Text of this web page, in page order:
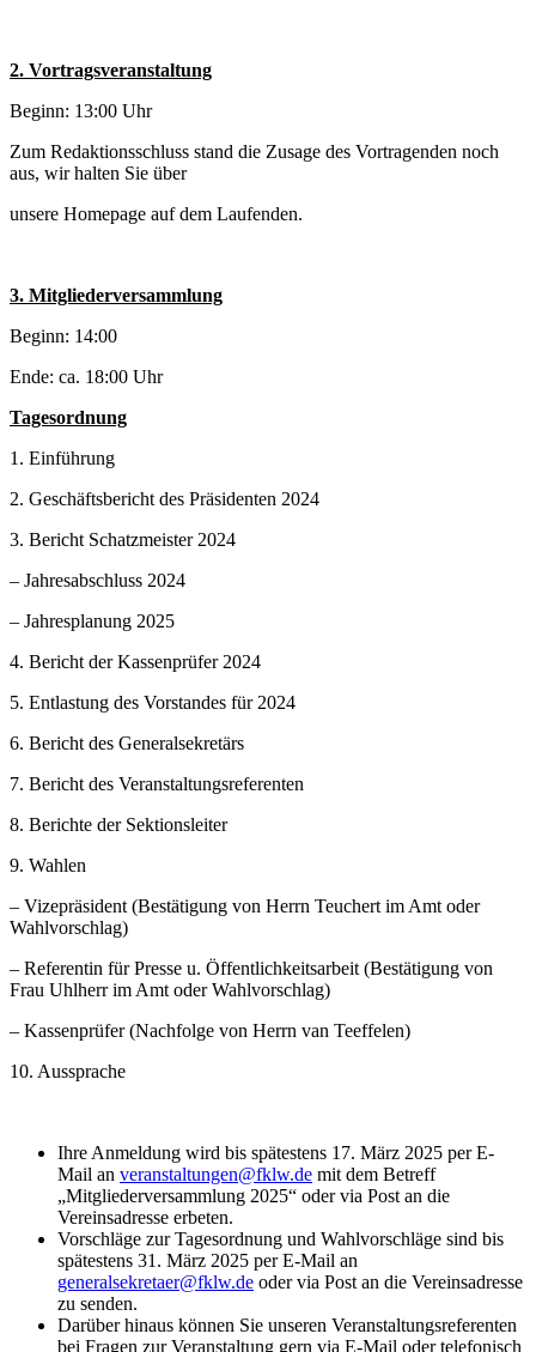
2. Vortragsveranstaltung
Beginn: 13:00 Uhr
Zum Redaktionsschluss stand die Zusage des Vortragenden noch
aus, wir halten Sie über
unsere Homepage auf dem Laufenden.
3. Mitgliederversammlung
Beginn: 14:00
Ende: ca. 18:00 Uhr
Tagesordnung
1. Einführung
2. Geschäftsbericht des Präsidenten 2024
3. Bericht Schatzmeister 2024
– Jahresabschluss 2024
– Jahresplanung 2025
4. Bericht der Kassenprüfer 2024
5. Entlastung des Vorstandes für 2024
6. Bericht des Generalsekretärs
7. Bericht des Veranstaltungsreferenten
8. Berichte der Sektionsleiter
9. Wahlen
– Vizepräsident (Bestätigung von Herrn Teuchert im Amt oder
Wahlvorschlag)
– Referentin für Presse u. Öffentlichkeitsarbeit (Bestätigung von
Frau Uhlherr im Amt oder Wahlvorschlag)
– Kassenprüfer (Nachfolge von Herrn van Teeffelen)
10. Aussprache
Ihre Anmeldung wird bis spätestens 17. März 2025 per E-
Mail an veranstaltungen@fklw.de mit dem Betreff
„Mitgliederversammlung 2025“ oder via Post an die
Vereinsadresse erbeten.
Vorschläge zur Tagesordnung und Wahlvorschläge sind bis
spätestens 31. März 2025 per E-Mail an
generalsekretaer@fklw.de oder via Post an die Vereinsadresse
zu senden.
Darüber hinaus können Sie unseren Veranstaltungsreferenten
bei Fragen zur Veranstaltung gern via E-Mail oder telefonisch